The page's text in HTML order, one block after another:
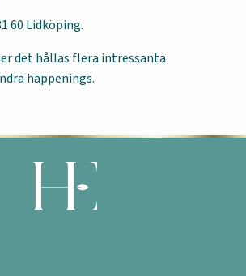
60 Lidköping.
det hållas flera intressanta
happenings.